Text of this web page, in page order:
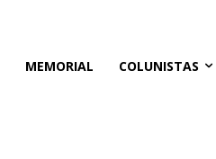
MEMORIAL COLUNISTAS